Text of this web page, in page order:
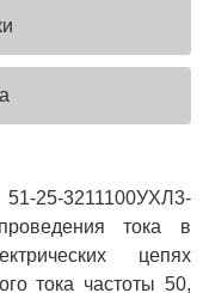
25-3211100УХЛ3-
тока в
цепях
тока частоты 50,